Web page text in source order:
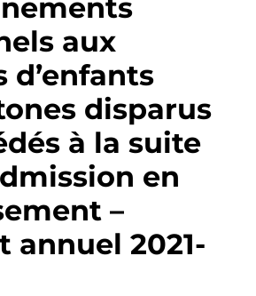
aux
d’enfants
disparus
à la suite
en
–
annuel 2021-